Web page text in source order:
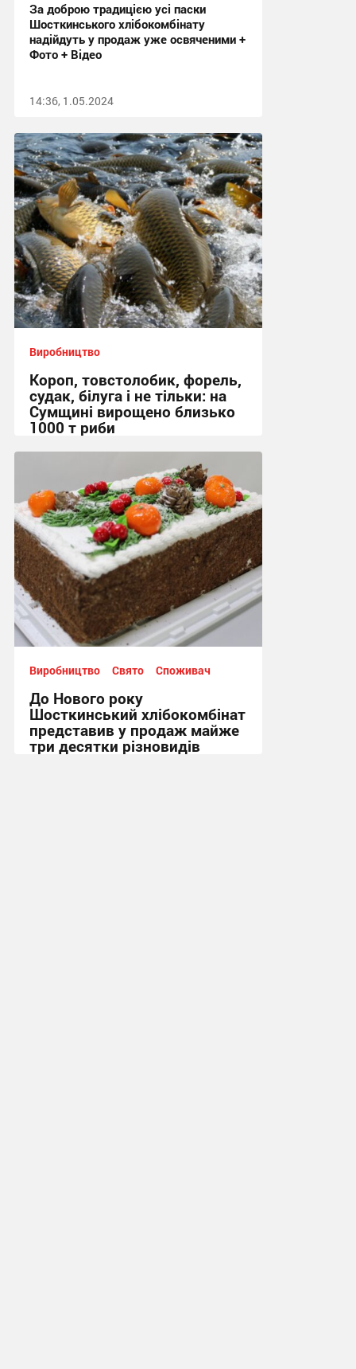
За доброю традицією усі паски
Шосткинського хлібокомбінату
надійдуть у продаж уже освяченими +
Фото + Відео
14:36, 1.05.2024
Виробництво
Короп, товстолобик, форель,
судак, білуга і не тільки: на
Сумщині вирощено близько
1000 т риби
Виробництво Свято Споживач
До Нового року
Шосткинський хлібокомбінат
представив у продаж майже
три десятки різновидів